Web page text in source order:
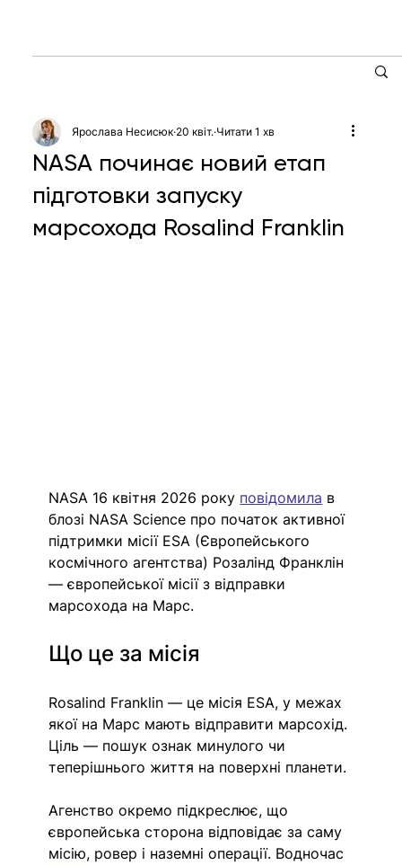
NASA починає новий етап
підготовки запуску
марсохода Rosalind Franklin
Ярослава Несисюк 20 квіт. Читати 1 хв
NASA 16 квітня 2026 року повідомила в
блозі NASA Science про початок активної
підтримки місії ESA (Європейського
космічного агентства) Розалінд Франклін
— європейської місії з відправки
марсохода на Марс.
Що це за місія
Rosalind Franklin — це місія ESA, у межах
якої на Марс мають відправити марсохід.
Ціль — пошук ознак минулого чи
теперішнього життя на поверхні планети.
Агенство окремо підкреслює, що
європейська сторона відповідає за саму
місію, ровер і наземні операції. Водночас